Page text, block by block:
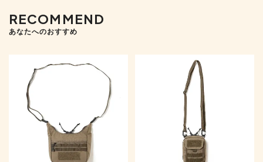
RECOMMEND
あなたへのおすすめ